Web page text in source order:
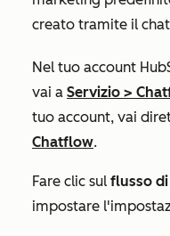
creato tramite il
Nel tuo account
vai a Servizio >
tuo account, vai
Chatflow.
Fare clic sul flusso
impostare